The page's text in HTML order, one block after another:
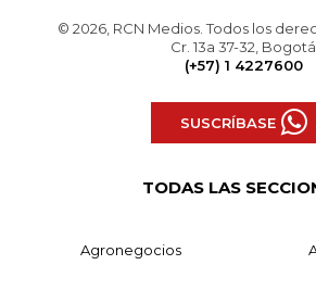
© 2026, RCN Medios. Todos los
Cr. 13a 37-32, Bogotá
(+57) 1 4227600
SUSCRÍBASE
TODAS LAS
Agronegocios